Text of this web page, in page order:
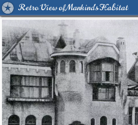
Retro View of Mankind's Habitat